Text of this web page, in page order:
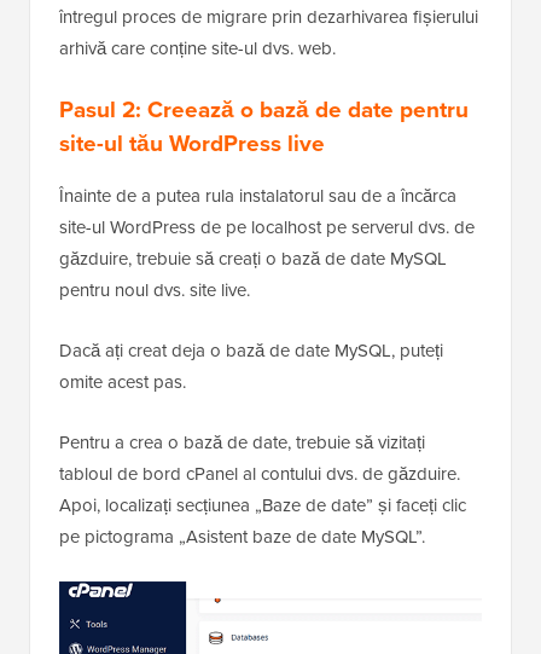
întregul proces de migrare prin dezarhivarea fișierului
arhivă care conține site-ul dvs. web.
Pasul 2: Creează o bază de date pentru
site-ul tău WordPress live
Înainte de a putea rula instalatorul sau de a încărca
site-ul WordPress de pe localhost pe serverul dvs. de
găzduire, trebuie să creați o bază de date MySQL
pentru noul dvs. site live.
Dacă ați creat deja o bază de date MySQL, puteți
omite acest pas.
Pentru a crea o bază de date, trebuie să vizitați
tabloul de bord cPanel al contului dvs. de găzduire.
Apoi, localizați secțiunea „Baze de date” și faceți clic
pe pictograma „Asistent baze de date MySQL”.